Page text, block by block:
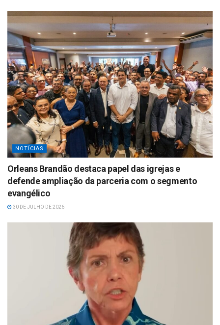
NOTÍCIAS
Orleans Brandão destaca papel das igrejas e
defende ampliação da parceria com o segmento
evangélico
30 DE JULHO DE 2026